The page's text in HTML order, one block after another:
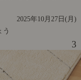
2025年10月27日(月)
う
3